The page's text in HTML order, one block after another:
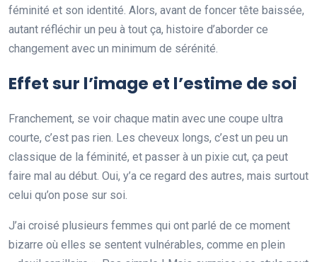
féminité et son identité. Alors, avant de foncer tête baissée,
autant réfléchir un peu à tout ça, histoire d’aborder ce
changement avec un minimum de sérénité.
Effet sur l’image et l’estime de soi
Franchement, se voir chaque matin avec une coupe ultra
courte, c’est pas rien. Les cheveux longs, c’est un peu un
classique de la féminité, et passer à un pixie cut, ça peut
faire mal au début. Oui, y’a ce regard des autres, mais surtout
celui qu’on pose sur soi.
J’ai croisé plusieurs femmes qui ont parlé de ce moment
bizarre où elles se sentent vulnérables, comme en plein